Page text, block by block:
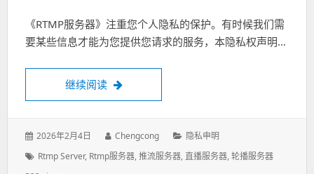
《RTMP服务器》注重您个人隐私的保护。有时候我们需
要某些信息才能为您提供您请求的服务，本隐私权声明…
继续阅读 《RTMP服务器》隐私申明“RTMP Server”
发
于：
2026年2月4日
作
者：
Chengcong
分
类：
隐私申明
标
Rtmp Server, Rtmp服务器,推流服务器, 直播服务器,轮播服务器